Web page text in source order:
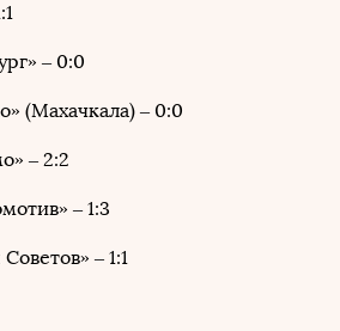
– 0:0
(Махачкала) – 0:0
– 2:2
– 1:3
– 1:1